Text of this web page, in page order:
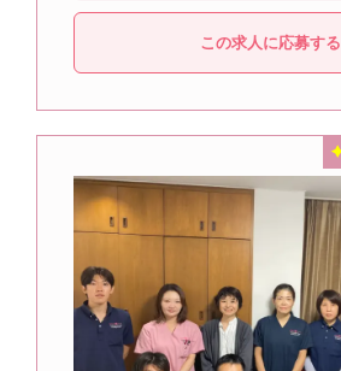
この求人に応募する